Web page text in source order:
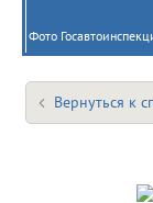
Фото
Вернуться к